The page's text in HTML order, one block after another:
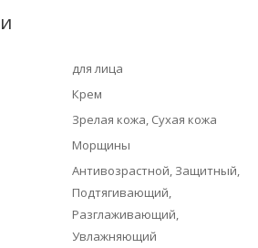
для лица
Крем
Зрелая кожа, Сухая кожа
Морщины
Антивозрастной, Защитный,
Подтягивающий,
Разглаживающий,
Увлажняющий